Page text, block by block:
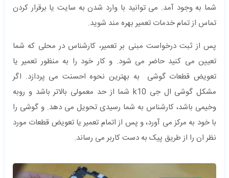
شما به وجود آمد. می توانید با وارد شدن به سایت یا برقرار کردن
تماس از تمام خدمات تعمیر بهره مند شوید.
پس از ثبت درخواست مبنی بر تعمیر، کارشناس در محلی که شما
تعیین می کنید حاضر می شود. و کار خود را به منظور تعمیر یا
تعویض قطعات گوشی به بهترین نحوه احسنت می پردازد. اگر
مشکل گوشی ال جی k10 شما از حد معمولی بالاتر باشد و روبه
وخیمی باشد، کارشناس به شما رسیدی تحویل می دهد. و گوشی را
با خود به مرکز می آورد، و پس از اتمام تعمیر یا تعویض قطعات مورد
نظر ان را از طریق پیک به دست کاربر می رساند.